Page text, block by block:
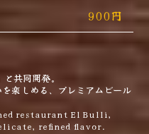
900円
共同開発。
楽しめる、プレミアムビール
restaurant El Bulli,
refined flavor.